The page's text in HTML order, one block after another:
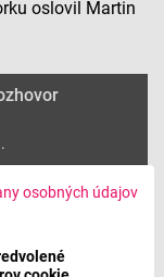
osobných údajov
oslovil Martin
v prehrávači.